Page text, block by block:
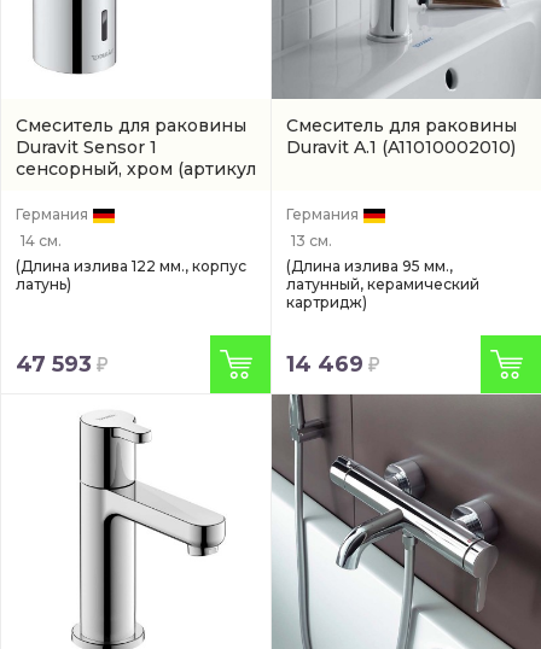
Смеситель для раковины
Duravit Sensor 1
сенсорный, хром (артикул
Германия
14 см.
(Длина излива 122 мм., корпус
латунь)
47 593
Смеситель для раковины
Duravit A.1 (A11010002010)
Германия
13 см.
(Длина излива 95 мм.,
латунный, керамический
картридж)
14 469